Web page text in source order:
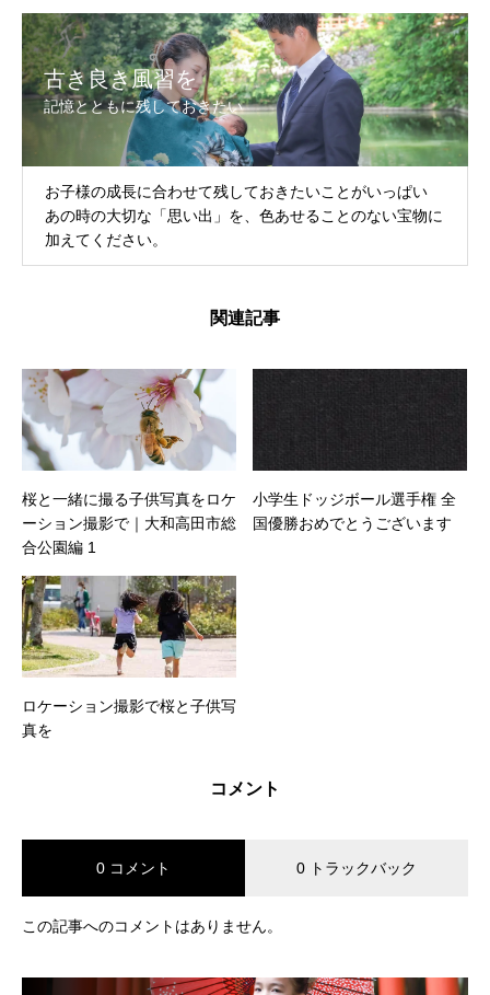
古き良き風習を
記憶とともに残しておきたい
お子様の成長に合わせて残しておきたいことがいっぱい
あの時の大切な「思い出」を、色あせることのない宝物に
加えてください。
関連記事
桜と一緒に撮る子供写真をロケ
ーション撮影で｜大和高田市総
合公園編 1
小学生ドッジボール選手権 全
国優勝おめでとうございます
ロケーション撮影で桜と子供写
真を
コメント
0 コメント 0 トラックバック
この記事へのコメントはありません。